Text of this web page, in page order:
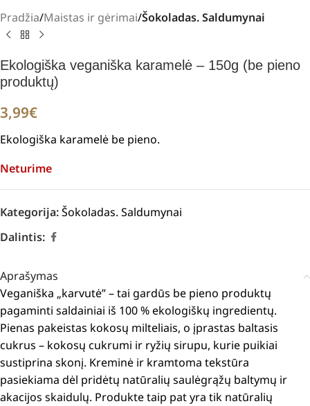
Pradžia Maistas ir gėrimai Šokoladas. Saldumynai
Ekologiška veganiška karamelė – 150g (be pieno
produktų)
3,99€
Ekologiška karamelė be pieno.
Neturime
Kategorija:Šokoladas. Saldumynai
Dalintis:
Aprašymas
Veganiška „karvutė” – tai gardūs be pieno produktų
pagaminti saldainiai iš 100 % ekologiškų ingredientų.
Pienas pakeistas kokosų milteliais, o įprastas baltasis
cukrus – kokosų cukrumi ir ryžių sirupu, kurie puikiai
sustiprina skonį. Kreminė ir kramtoma tekstūra
pasiekiama dėl pridėtų natūralių saulėgrąžų baltymų ir
akacijos skaidulų. Produkte taip pat yra tik natūralių